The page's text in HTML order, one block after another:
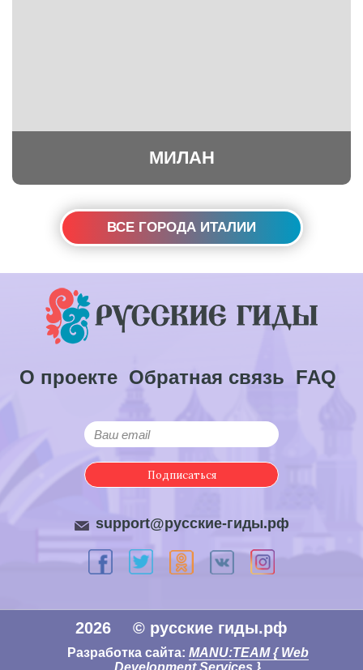
МИЛАН
ВСЕ ГОРОДА ИТАЛИИ
О проекте Обратная связь FAQ
Подписаться
support@русские-гиды.рф
Разработка сайта: MANU:TEAM { Web
2026 © русские гиды.рф